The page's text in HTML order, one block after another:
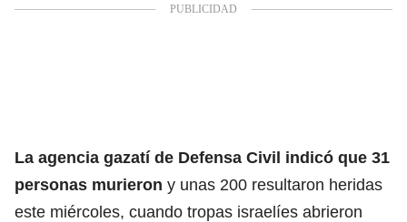
La agencia gazatí de Defensa Civil indicó que 31
personas murieron y unas 200 resultaron heridas
este miércoles, cuando tropas israelíes abrieron